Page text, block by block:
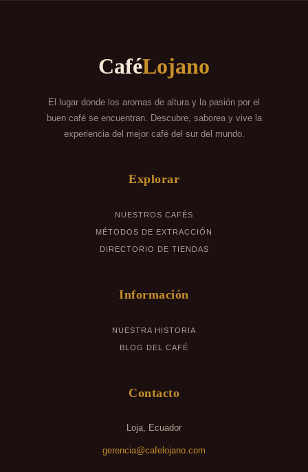
CaféLojano
El lugar donde los aromas de altura y la pasión por el
buen café se encuentran. Descubre, saborea y vive la
experiencia del mejor café del sur del mundo.
Explorar
NUESTROS CAFÉS
MÉTODOS DE EXTRACCIÓN
DIRECTORIO DE TIENDAS
Información
NUESTRA HISTORIA
BLOG DEL CAFÉ
Contacto
Loja, Ecuador
gerencia@cafelojano.com